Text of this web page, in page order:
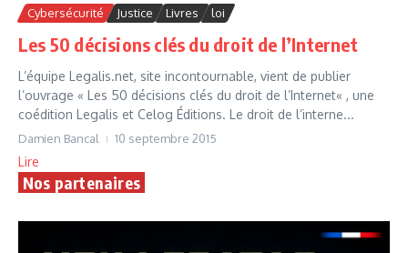
Cybersécurité Justice Livres loi
Les 50 décisions clés du droit de l’Internet
L’équipe Legalis.net, site incontournable, vient de publier
l’ouvrage « Les 50 décisions clés du droit de l’Internet« , une
coédition Legalis et Celog Éditions. Le droit de l’interne...
Damien Bancal 10 septembre 2015
Lire
Nos partenaires